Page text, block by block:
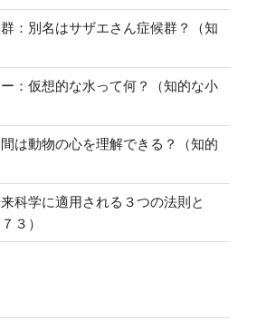
：別名はサザエさん症候群？（知
：仮想的な水って何？（知的な小
は動物の心を理解できる？（知的
科学に適用される３つの法則と
３）